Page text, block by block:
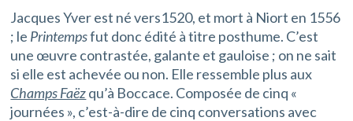
Jacques Yver est né vers1520, et mort à Niort en 1556
; le Printempsfut donc édité à titre posthume. C’est
une œuvre contrastée, galante et gauloise ; on ne sait
si elle est achevée ou non. Elle ressemble plus aux
Champs Faëzqu’à Boccace. Composée de cinq «
journées », c’est-à-dire de cinq conversations avec